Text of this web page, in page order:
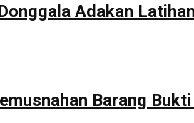
Adakan
Barang